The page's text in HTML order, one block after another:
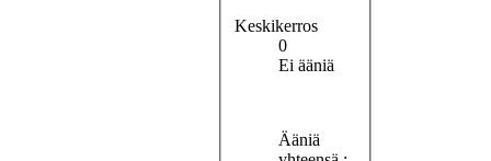
Keskikerros
0
Ei ääniä
Ääniä